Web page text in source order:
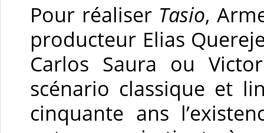
Pour réaliser Tasio,
producteur Elias
Carlos Saura ou
scénario classique et
cinquante ans